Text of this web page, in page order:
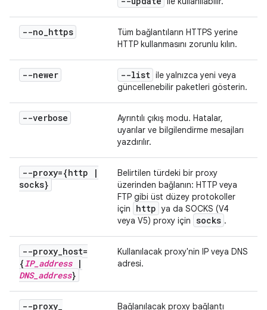
--no_https
Tüm bağlantıların HTTPS yerine
HTTP kullanmasını zorunlu kılın.
--newer --list ile yalnızca yeni veya
güncellenebilir paketleri gösterin.
--verbose
Ayrıntılı çıkış modu. Hatalar,
uyarılar ve bilgilendirme mesajları
yazdırılır.
--proxy={http
|
socks}
Belirtilen türdeki bir proxy
üzerinden bağlanın: HTTP veya
FTP gibi üst düzey protokoller
için
http ya da SOCKS (V4
veya V5) proxy için socks .
--proxy_host=
{IP_ address
|
DNS_ address}
Kullanılacak proxy'nin IP veya DNS
adresi.
--proxy_
Bağlanılacak proxy bağlantı